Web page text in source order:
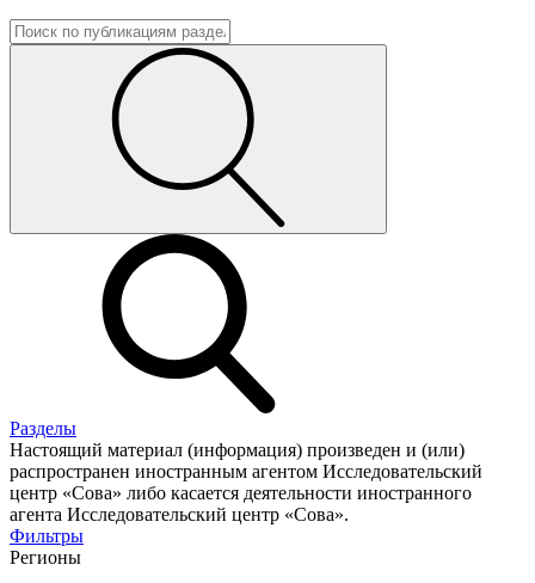
Разделы
Настоящий материал (информация) произведен и (или)
распространен иностранным агентом Исследовательский
центр «Сова» либо касается деятельности иностранного
агента Исследовательский центр «Сова».
Фильтры
Регионы